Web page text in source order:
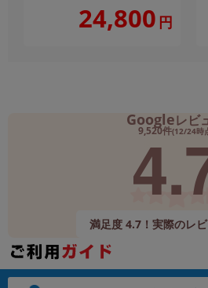
24,800 円
Googleレビ
9,520件(12/24時
満足度 4.7！実際のレ